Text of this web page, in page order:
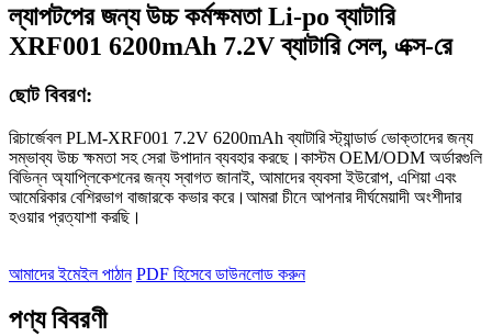
ল্যাপটপের জন্য উচ্চ কর্মক্ষমতা Li-po ব্যাটারি
XRF001 6200mAh 7.2V ব্যাটারি সেল, এক্স-রে
ছোট বিবরণ:
রিচার্জেবল PLM-XRF001 7.2V 6200mAh ব্যাটারি স্ট্যান্ডার্ড ভোক্তাদের জন্য
সম্ভাব্য উচ্চ ক্ষমতা সহ সেরা উপাদান ব্যবহার করছে।কাস্টম OEM/ODM অর্ডারগুলি
বিভিন্ন অ্যাপ্লিকেশনের জন্য স্বাগত জানাই, আমাদের ব্যবসা ইউরোপ, এশিয়া এবং
আমেরিকার বেশিরভাগ বাজারকে কভার করে।আমরা চীনে আপনার দীর্ঘমেয়াদী অংশীদার
হওয়ার প্রত্যাশা করছি।
আমাদের ইমেইল পাঠান PDF হিসেবে ডাউনলোড করুন
পণ্য বিবরণী